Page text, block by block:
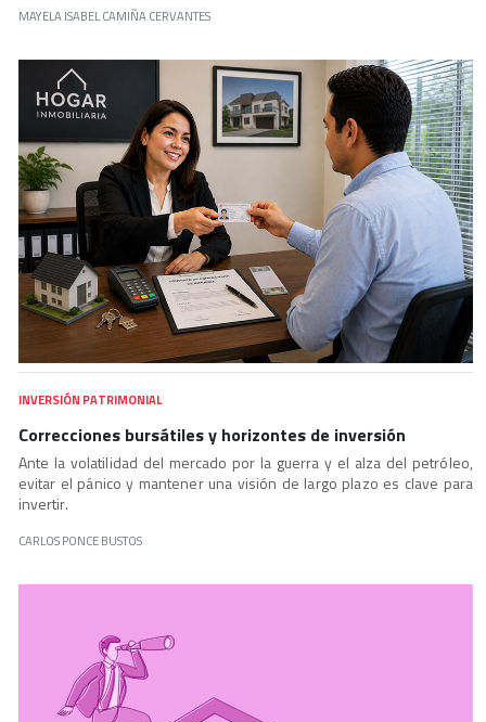
MAYELA ISABEL CAMIÑA CERVANTES
INVERSIÓN PATRIMONIAL
Correcciones bursátiles y horizontes de inversión
Ante la volatilidad del mercado por la guerra y el alza del petróleo,
evitar el pánico y mantener una visión de largo plazo es clave para
invertir.
CARLOS PONCE BUSTOS